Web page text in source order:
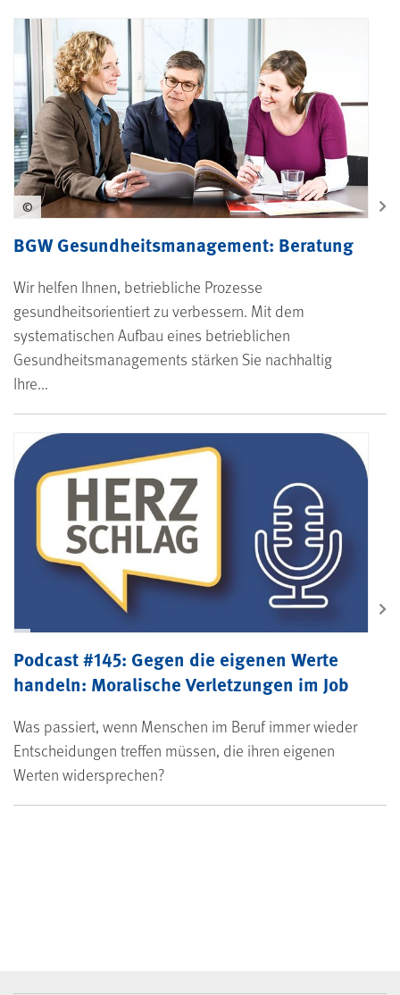
BGW Gesundheitsmanagement: Beratung
Wir helfen Ihnen, betriebliche Prozesse
gesundheitsorientiert zu verbessern. Mit dem
systematischen Aufbau eines betrieblichen
Gesundheitsmanagements stärken Sie nachhaltig
Ihre...
©
Podcast #145: Gegen die eigenen Werte
handeln: Moralische Verletzungen im Job
Was passiert, wenn Menschen im Beruf immer wieder
Entscheidungen treffen müssen, die ihren eigenen
Werten widersprechen?